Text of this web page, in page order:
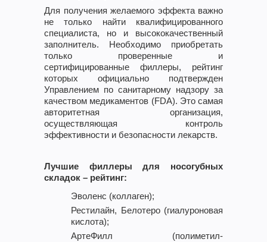
Для получения желаемого эффекта важно
не только найти квалифицированного
специалиста, но и высококачественный
заполнитель. Необходимо приобретать
только проверенные и
сертифицированные филлеры, рейтинг
которых официально подтвержден
Управлением по санитарному надзору за
качеством медикаментов (FDA). Это самая
авторитетная организация,
осуществляющая контроль
эффективности и безопасности лекарств.
Лучшие филлеры для носогубных
складок – рейтинг:
Эволенс (коллаген);
Рестилайн, Белотеро (гиалуроновая
кислота);
АртеФилл (полиметил-